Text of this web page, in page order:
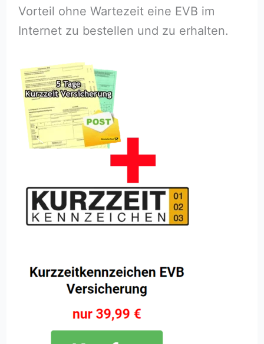
Vorteil ohne Wartezeit eine EVB im
Internet zu bestellen und zu erhalten.